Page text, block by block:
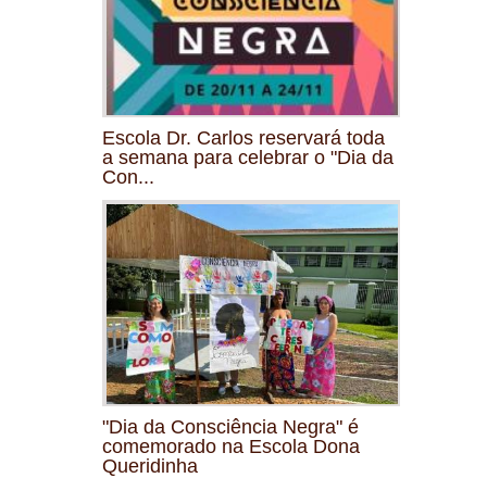
Escola Dr. Carlos reservará toda
a semana para celebrar o "Dia da
Con...
"Dia da Consciência Negra" é
comemorado na Escola Dona
Queridinha